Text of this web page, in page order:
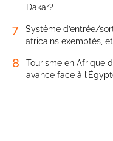
Dakar?
7
Système d’entrée/
africains exemptés,
8
Tourisme en Afrique
avance face à